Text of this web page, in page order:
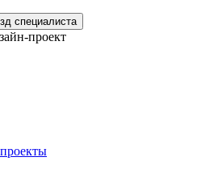
специалиста
проект